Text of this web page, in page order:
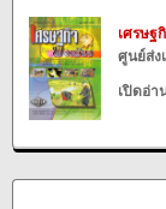
เศรษฐ
ศูนย์ส่ง
เปิดอ่า